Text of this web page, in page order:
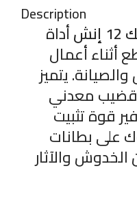
Description
أداة
أثناء أعمال
يتميز
معدني
قوة تثبيت
على بطانات
والآثار